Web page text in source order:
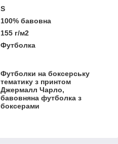
S
100% бавовна
155 г/м2
Футболка
Футболки на боксерську
тематику з принтом
Джермалл Чарло,
бавовняна футболка з
боксерами